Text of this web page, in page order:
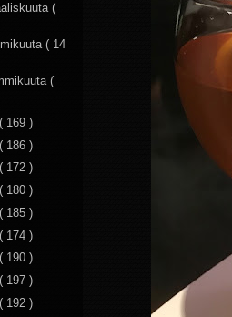
(
( 14
(
( 169 )
( 186 )
( 172 )
( 180 )
( 185 )
( 174 )
( 190 )
( 197 )
( 192 )